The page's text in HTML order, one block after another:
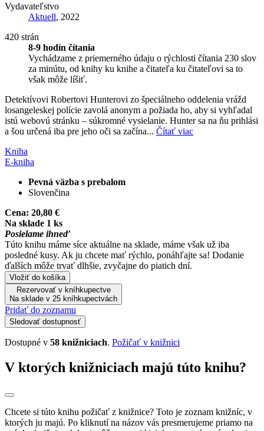
Vydavateľstvo
Aktuell, 2022
420 strán
8-9 hodín čítania
Vychádzame z priemerného údaju o rýchlosti čítania 230 slov
za minútu, od knihy ku knihe a čitateľa ku čitateľovi sa to
však môže líšiť.
Detektívovi Robertovi Hunterovi zo špeciálneho oddelenia vrážd
losangeleskej polície zavolá anonym a požiada ho, aby si vyhľadal
istú webovú stránku – súkromné vysielanie. Hunter sa na ňu prihlási
a šou určená iba pre jeho oči sa začína... Čítať viac
Kniha
E-kniha
Pevná väzba s prebalom
Slovenčina
Cena: 20,80 €
Na sklade 1 ks
Posielame ihneď
Túto knihu máme síce aktuálne na sklade, máme však už iba
posledné kusy. Ak ju chcete mať rýchlo, ponáhľajte sa! Dodanie
ďalších môže trvať dlhšie, zvyčajne do piatich dní.
Vložiť do košíka
Rezervovať v kníhkupectve
Na sklade v 25 kníhkupectvách
Pridať do zoznamu
Sledovať dostupnosť
Dostupné v 58 knižniciach. Požičať v knižnici
V ktorých knižniciach majú túto knihu?
Chcete si túto knihu požičať z knižnice? Toto je zoznam knižníc, v
ktorých ju majú. Po kliknutí na názov vás presmerujeme priamo na